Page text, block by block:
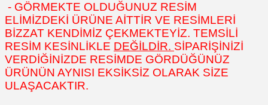
- GÖRMEKTE OLDUĞUNUZ RESİM
ELİMİZDEKİ ÜRÜNE AİTTİR VE RESİMLERİ
BİZZAT KENDİMİZ ÇEKMEKTEYİZ. TEMSİLİ
RESİM KESİNLİKLE DEĞİLDİR. SİPARİŞİNİZİ
VERDİĞİNİZDE RESİMDE GÖRDÜĞÜNÜZ
ÜRÜNÜN AYNISI EKSİKSİZ OLARAK SİZE
ULAŞACAKTIR.